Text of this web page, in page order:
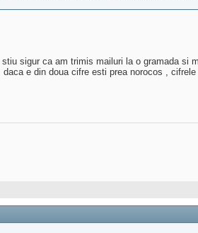
sigur ca am trimis mailuri la o gramada si
e din doua cifre esti prea norocos ,